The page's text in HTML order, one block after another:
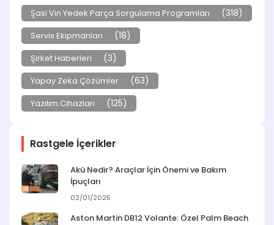
Şasi Vin Yedek Parça Sorgulama Programları (318)
Servis Ekipmanları (18)
Şirket Haberleri (3)
Yapay Zeka Çözümler (63)
Yazılım Cihazları (125)
Rastgele İçerikler
Akü Nedir? Araçlar İçin Önemi ve Bakım
İpuçları
02/01/2025
Aston Martin DB12 Volante: Özel Palm Beach